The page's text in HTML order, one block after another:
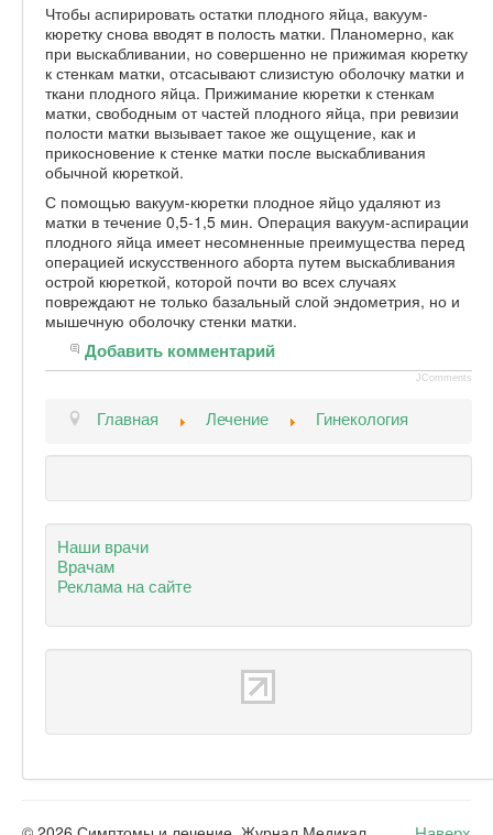
Чтобы аспирировать остатки плодного яйца, вакуум-
кюретку снова вводят в полость матки. Планомерно, как
при выскабливании, но совершенно не прижимая кюретку
к стенкам матки, отсасывают слизистую оболочку матки и
ткани плодного яйца. Прижимание кюретки к стенкам
матки, свободным от частей плодного яйца, при ревизии
полости матки вызывает такое же ощущение, как и
прикосновение к стенке матки после выскабливания
обычной кюреткой.
С помощью вакуум-кюретки плодное яйцо удаляют из
матки в течение 0,5-1,5 мин. Операция вакуум-аспирации
плодного яйца имеет несомненные преимущества перед
операцией искусственного аборта путем выскабливания
острой кюреткой, которой почти во всех случаях
повреждают не только базальный слой эндометрия, но и
мышечную оболочку стенки матки.
Добавить комментарий
JComments
Главная Лечение Гинекология
Наши врачи
Врачам
Реклама на сайте